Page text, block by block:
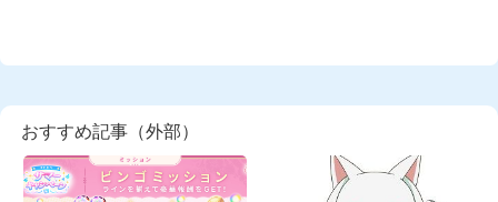
おすすめ記事（外部）